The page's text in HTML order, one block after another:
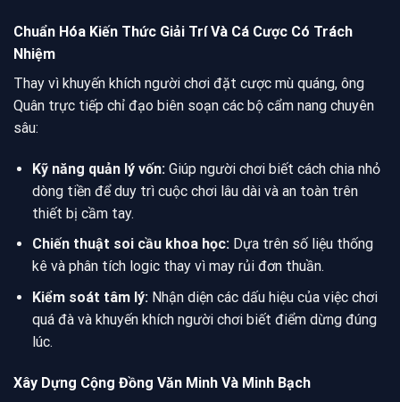
Chuẩn Hóa Kiến Thức Giải Trí Và Cá Cược Có Trách
Nhiệm
Thay vì khuyến khích người chơi đặt cược mù quáng, ông
Quân trực tiếp chỉ đạo biên soạn các bộ cẩm nang chuyên
sâu:
Kỹ năng quản lý vốn:Giúp người chơi biết cách chia nhỏ
dòng tiền để duy trì cuộc chơi lâu dài và an toàn trên
thiết bị cầm tay.
Chiến thuật soi cầu khoa học:Dựa trên số liệu thống
kê và phân tích logic thay vì may rủi đơn thuần.
Kiểm soát tâm lý:Nhận diện các dấu hiệu của việc chơi
quá đà và khuyến khích người chơi biết điểm dừng đúng
lúc.
Xây Dựng Cộng Đồng Văn Minh Và Minh Bạch